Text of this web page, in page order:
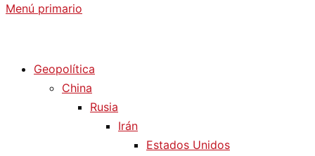
Menú primario
Geopolítica
China
Rusia
Irán
Estados Unidos